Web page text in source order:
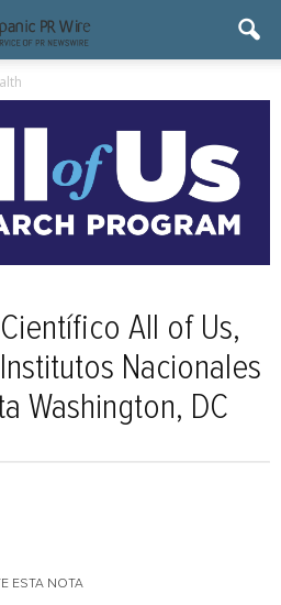
All of Us,
Nacionales
Washington, DC
ESTA NOTA